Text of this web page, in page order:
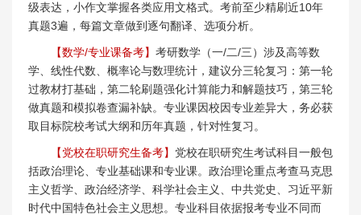
级表达，小作文掌握各类应用文格式。考前至少精刷近10年
真题3遍，每篇文章做到逐句翻译、选项分析。
【数学/专业课备考】 考研数学（一/二/三）涉及高等数
学、线性代数、概率论与数理统计，建议分三轮复习：第一轮
过教材打基础，第二轮刷题强化计算能力和解题技巧，第三轮
做真题和模拟卷查漏补缺。专业课因校因专业差异大，务必获
取目标院校考试大纲和历年真题，针对性复习。
【党校在职研究生备考】 党校在职研究生考试科目一般包
括政治理论、专业基础课和专业课。政治理论重点考查马克思
主义哲学、政治经济学、科学社会主义、中共党史、习近平新
时代中国特色社会主义思想。专业科目依据报考专业不同而